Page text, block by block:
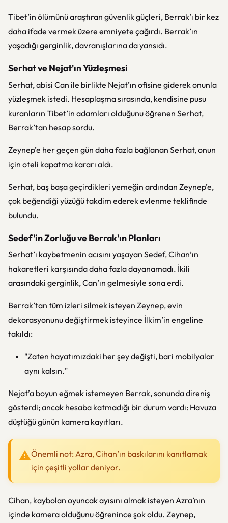
Tibet’in ölümünü araştıran güvenlik güçleri, Berrak’ı bir kez
daha ifade vermek üzere emniyete çağırdı. Berrak’ın
yaşadığı gerginlik, davranışlarına da yansıdı.
Serhat ve Nejat'ın Yüzleşmesi
Serhat, abisi Can ile birlikte Nejat’ın ofisine giderek onunla
yüzleşmek istedi. Hesaplaşma sırasında, kendisine pusu
kuranların Tibet’in adamları olduğunu öğrenen Serhat,
Berrak’tan hesap sordu.
Zeynep’e her geçen gün daha fazla bağlanan Serhat, onun
için oteli kapatma kararı aldı.
Serhat, baş başa geçirdikleri yemeğin ardından Zeynep’e,
çok beğendiği yüzüğü takdim ederek evlenme teklifinde
bulundu.
Sedef'in Zorluğu ve Berrak'ın Planları
Serhat’ı kaybetmenin acısını yaşayan Sedef, Cihan’ın
hakaretleri karşısında daha fazla dayanamadı. İkili
arasındaki gerginlik, Can’ın gelmesiyle sona erdi.
Berrak’tan tüm izleri silmek isteyen Zeynep, evin
dekorasyonunu değiştirmek isteyince İlkim’in engeline
takıldı:
"Zaten hayatımızdaki her şey değişti, bari mobilyalar
aynı kalsın."
Nejat’a boyun eğmek istemeyen Berrak, sonunda direniş
gösterdi; ancak hesaba katmadığı bir durum vardı: Havuza
düştüğü günün kamera kayıtları.
Önemli not: Azra, Cihan’ın baskılarını kanıtlamak
için çeşitli yollar deniyor.
Cihan, kaybolan oyuncak ayısını almak isteyen Azra’nın
içinde kamera olduğunu öğrenince şok oldu. Zeynep,